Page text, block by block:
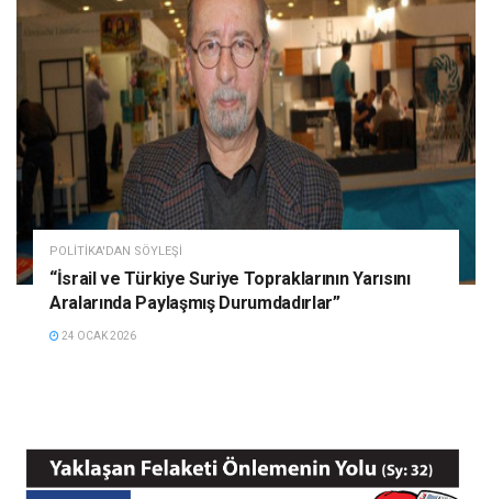
POLITIKA'DAN SÖYLEŞI
“İsrail ve Türkiye Suriye Topraklarının Yarısını
Aralarında Paylaşmış Durumdadırlar”
24 OCAK 2026